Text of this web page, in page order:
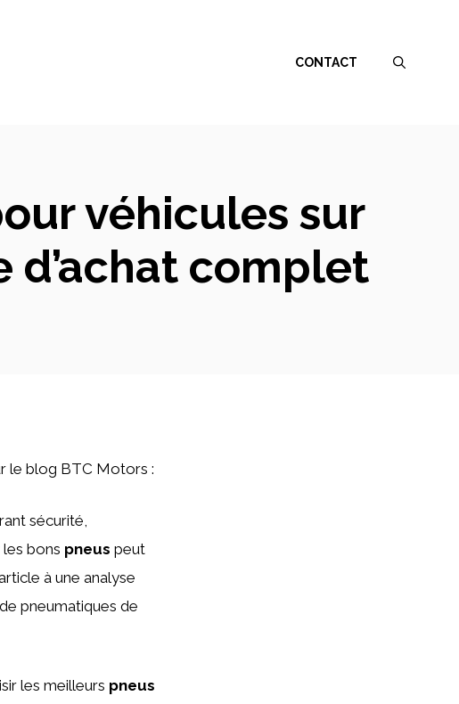
CONTACT
véhicules sur
d’achat complet
le blog BTC Motors :
sécurité,
bons pneus peut
à une analyse
pneumatiques de
les meilleurs pneus